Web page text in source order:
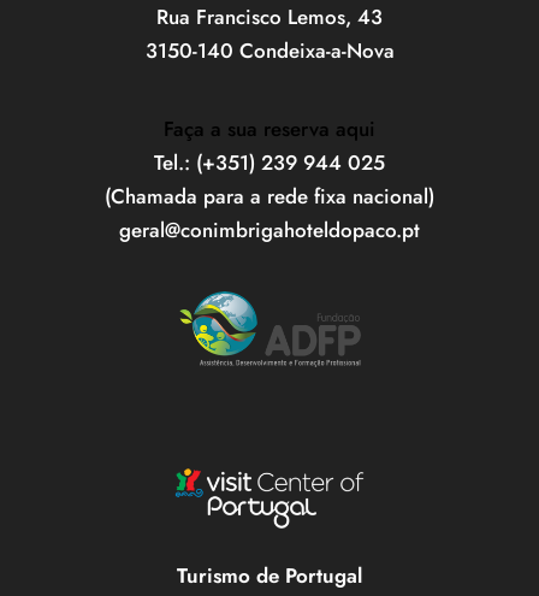
Rua Francisco Lemos, 43
3150-140 Condeixa-a-Nova
Faça a sua reserva aqui
Tel.: (+351) 239 944 025
(Chamada para a rede fixa nacional)
geral@conimbrigahoteldopaco.pt
Turismo de Portugal